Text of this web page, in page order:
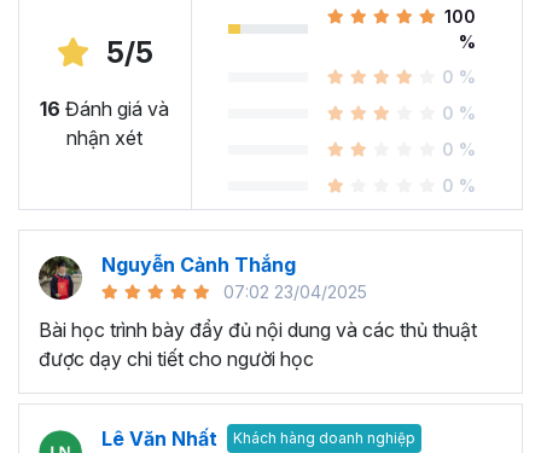
5/5
16 Đánh giá và
nhận xét
100
%
0 %
0 %
0 %
0 %
Nguyễn Cảnh Thắng
07:02 23/04/2025
Bài học trình bày đẩy đủ nội dung và các thủ thuật
được dạy chi tiết cho người học
Lê Văn Nhất Khách hàng doanh nghiệp